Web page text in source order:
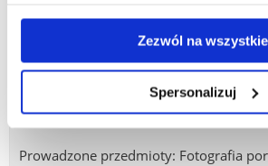
Zezwól na wszystkie
Spersonalizuj
w comiesięcznym ogólnopolskim
fotograficznym Klubu Reporterów
organizowanym przez Uniwersytet
Orkla Press Polska). Autor i współautor
albumów.
Prowadzone przedmioty: Fotografia